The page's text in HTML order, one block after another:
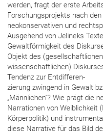
werden, fragt der erste
Forschungsprojekts nach
neokonservativen und
Ausgehend von Jelineks
Gewaltförmigkeit des
Objekt des
wissenschaftlichen)
Tendenz zur Entdifferen-
zierung zwingend in Gewalt
„Männlichen“? Wie prägt die
Narrationen von
Körperpolitik) und
diese Narrative für das Bild